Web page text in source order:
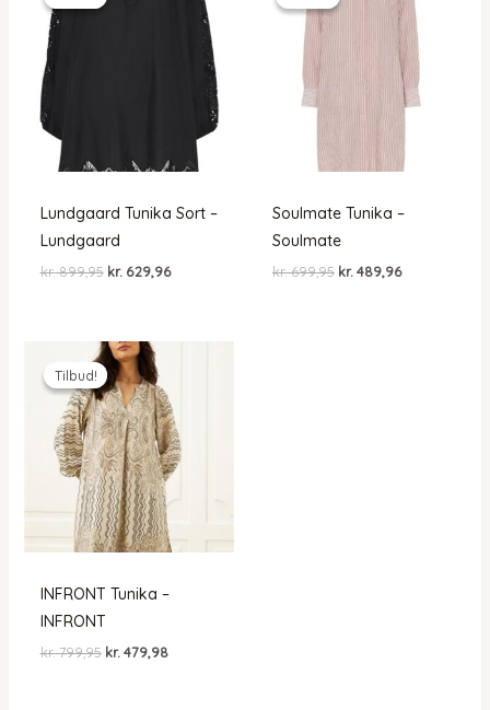
Lundgaard Tunika Sort –
Lundgaard
kr.899,95 Den
kr. 899,95.
kr. 629,96Den
kr. 629,96.
Soulmate Tunika –
Soulmate
kr.699,95 Den
kr. 489,96Den
Tilbud!
Tilbud!
INFRONT Tunika –
INFRONT
kr.799,95 Den
kr. 479,98Den